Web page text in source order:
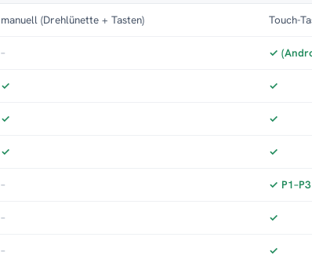
manuell (Drehlünette + Tasten) Touch-
– ✓
✓ ✓
✓ ✓
✓ ✓
– ✓
– ✓
– ✓